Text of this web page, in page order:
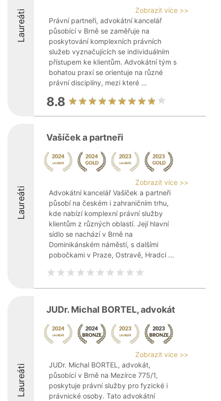
Laureáti
Zobrazit více >>
Právní partneři, advokátní kancelář
působící v Brně se zaměřuje na
poskytování komplexních právních
služeb vyznačujících se individuálním
přístupem ke klientům. Advokátní tým s
bohatou praxí se orientuje na různé
právní disciplíny, mezi které ...
8.8
Laureáti
Vašíček a partneři
Zobrazit více >>
Advokátní kancelář Vašíček a partneři
působí na českém i zahraničním trhu,
kde nabízí komplexní právní služby
klientům z různých oblastí. Její hlavní
sídlo se nachází v Brně na
Dominikánském náměstí, s dalšími
pobočkami v Praze, Ostravě, Hradci ...
Laureáti
JUDr. Michal BORTEL, advokát
Zobrazit více >>
JUDr. Michal BORTEL, advokát,
působící v Brně na Mezírce 775/1,
poskytuje právní služby pro fyzické i
právnické osoby. Tato advokátní